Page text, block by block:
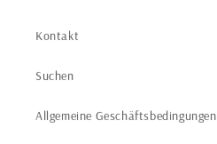
Kontakt
Suchen
Allgemeine Geschäftsbedingungen